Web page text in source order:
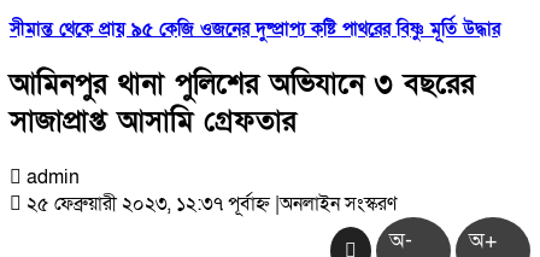
সীমান্ত থেকে প্রায় ৯৫ কেজি ওজনের দুষ্প্রাপ্য কষ্টি পাথরের বিষ্ণু মূর্তি উদ্ধার
আমিনপুর থানা পুলিশের অভিযানে ৩ বছরের
সাজাপ্রাপ্ত আসামি গ্রেফতার
admin
২৫ ফেব্রুয়ারী ২০২৩, ১২:৩৭ পূর্বাহ্ন|অনলাইন সংস্করণ
অ- অ+